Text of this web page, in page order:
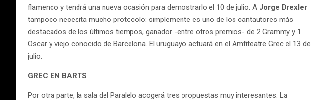
flamenco y tendrá una nueva ocasión para demostrarlo el 10 de julio. A Jorge Drexler
tampoco necesita mucho protocolo: simplemente es uno de los cantautores más
destacados de los últimos tiempos, ganador -entre otros premios- de 2 Grammy y 1
Oscar y viejo conocido de Barcelona. El uruguayo actuará en el Amfiteatre Grec el 13 de
julio.
GREC EN BARTS
Por otra parte, la sala del Paralelo acogerá tres propuestas muy interesantes. La